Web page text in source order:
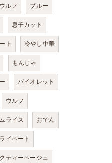
ルフ ブルー
息子カット
ト 冷やし中華
もんじゃ
バイオレット
ウルフ
ライス おでん
イベート
ティーベージュ